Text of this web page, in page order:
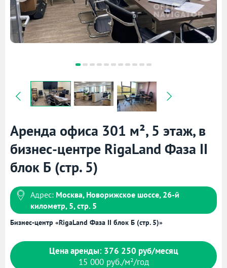
Аренда офиса 301 м², 5 этаж, в
бизнес-центре RigaLand Фаза II
блок Б (стр. 5)
Адрес: Москва, Новорижское шоссе, 26-й
километр, 5, стр. 5
Бизнес-центр «RigaLand Фаза II блок Б (стр. 5)»
Цена аренды: 376 250 руб/месяц
15 000 руб./м²/год